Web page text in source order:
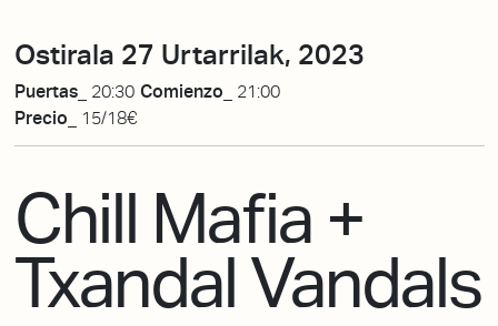
Ostirala 27 Urtarrilak, 2023
Puertas_ 20:30 Comienzo_ 21:00
Precio_
15/18€
Chill Mafia +
Txandal Vandals